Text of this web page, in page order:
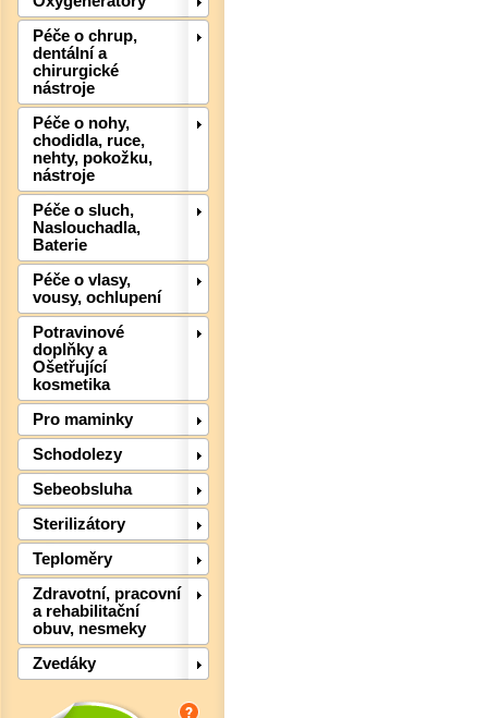
Péče o chrup,
dentální a
chirurgické
nástroje
Péče o nohy,
chodidla, ruce,
nehty, pokožku,
nástroje
Péče o sluch,
Naslouchadla,
Baterie
Péče o vlasy,
vousy, ochlupení
Potravinové
doplňky a
Ošetřující
kosmetika
Pro maminky
Schodolezy
Sebeobsluha
Sterilizátory
Teploměry
Zdravotní, pracovní
a rehabilitační
obuv, nesmeky
Zvedáky